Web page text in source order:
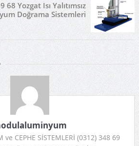
68 Yozgat Isı Yalıtımsız
Doğrama Sistemleri
ve CEPHE SİSTEMLERİ (0312) 348 69